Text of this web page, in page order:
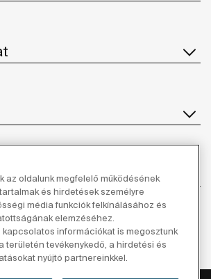
Kövessen minket
az oldalunk megfelelő működésének
és hirdetések személyre
média funkciók felkínálásához és
elemzéséhez.
információkat is megosztunk
területén tevékenykedő, a hirdetési és
nyújtó partnereinkkel.